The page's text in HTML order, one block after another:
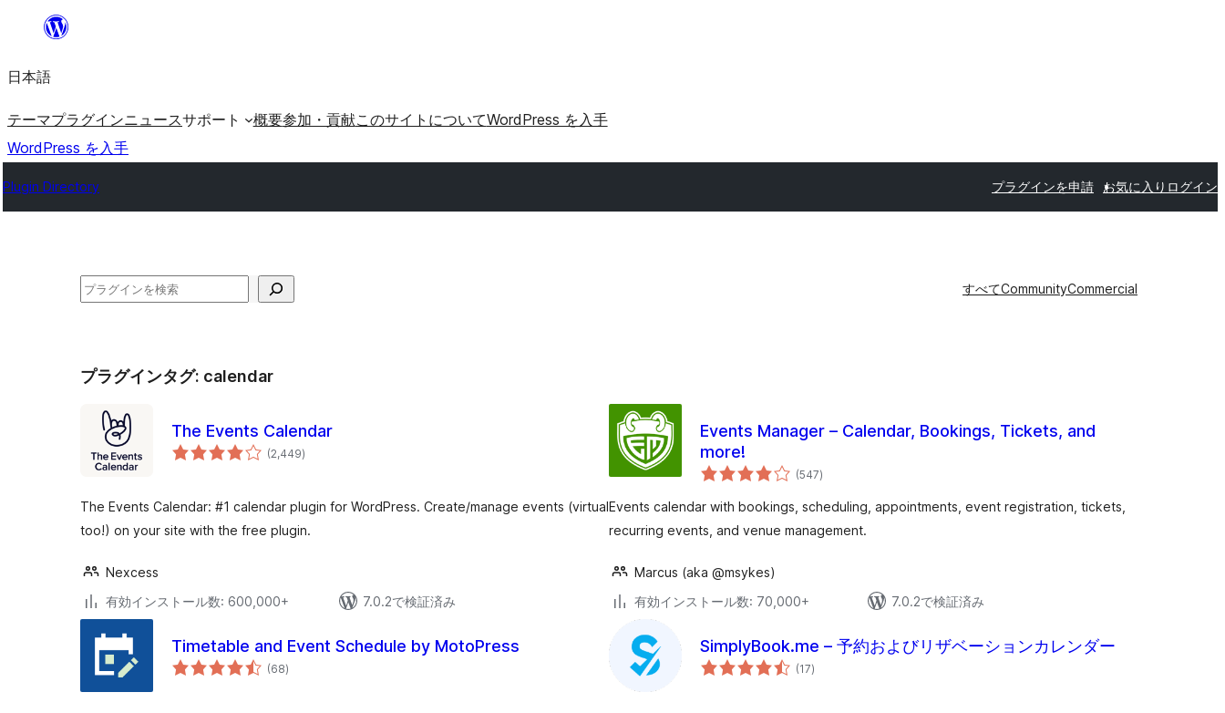
を
ッ
プ
日本語
テーマプラグインニュースサポート 概要参加・貢献このサイトについてWordPress を入手
WordPress を入手
Plugin Directory プラグインを申請 お気に入り ログイン
検
すべてCommunityCommercial
プラグインタグ: calendar
The Events Calendar
(2,449個
の)
The Events Calendar: #1 calendar plugin for WordPress. Create/manage events (virtual
too!) on your site with the free plugin.
Nexcess
有効インストール数: 600,000+
7.0.2で検証済み
Events Manager – Calendar, Bookings, Tickets, and
more!
(547個
の
価
)
Events calendar with bookings, scheduling, appointments, event registration, tickets,
recurring events, and venue management.
Marcus (aka @msykes)
有効インストール数: 70,000+
7.0.2で検証済み
Timetable and Event Schedule by MotoPress
(68個
の)
SimplyBook.me – 予約およびリザベーションカレンダー
(17個
の)